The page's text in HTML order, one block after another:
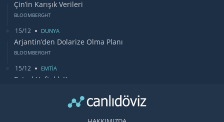
Çin’in Karışık Verileri
BLOOMBERGHT
15/12 DUNYA
Arjantin’den Dolarize Olma Planı
BLOOMBERGHT
15/12 EMTİA
Petrol Haftalık Kazancı
Bugün Gözler Fed Faiz Kararında